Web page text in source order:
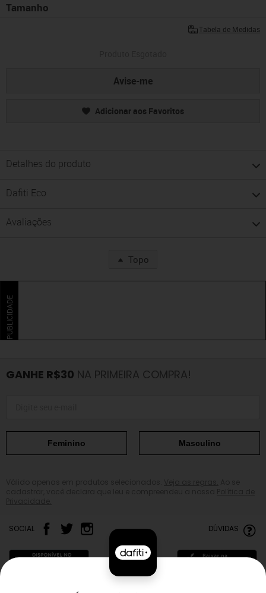
Tamanho
Tabela de Medidas
Avise-me
Adicionar aos Favoritos
Detalhes do produto
Dafiti Eco
Avaliações
Topo
PUBLICIDADE
GANHE R$30 NA PRIMEIRA COMPRA!
Feminino Masculino
SOCIAL DÚVIDAS